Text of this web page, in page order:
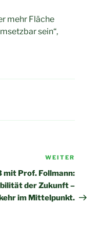
mehr Fläche
sein“,
Beitrag
WEITER
Prof. Follmann:
der Zukunft –
im Mittelpunkt.